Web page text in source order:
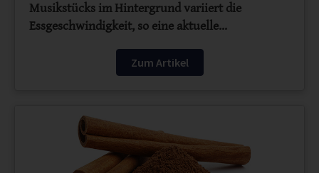
Musikstücks im Hintergrund variiert die
Essgeschwindigkeit, so eine aktuelle…
Zum Artikel